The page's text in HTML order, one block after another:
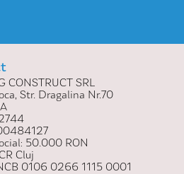
CONSTRUCT SRL
Str. Dragalina Nr.70
50.000 RON
Cluj
0106 0266 1115 0001